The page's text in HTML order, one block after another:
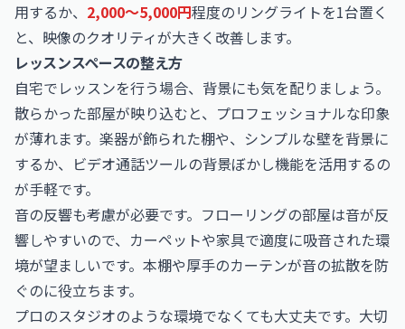
用するか、 2,000〜5,000円程度のリングライトを1台置く
と、映像のクオリティが大きく改善します。
レッスンスペースの整え方
自宅でレッスンを行う場合、背景にも気を配りましょう。
散らかった部屋が映り込むと、プロフェッショナルな印象
が薄れます。楽器が飾られた棚や、シンプルな壁を背景に
するか、ビデオ通話ツールの背景ぼかし機能を活用するの
が手軽です。
音の反響も考慮が必要です。フローリングの部屋は音が反
響しやすいので、カーペットや家具で適度に吸音された環
境が望ましいです。本棚や厚手のカーテンが音の拡散を防
ぐのに役立ちます。
プロのスタジオのような環境でなくても大丈夫です。大切